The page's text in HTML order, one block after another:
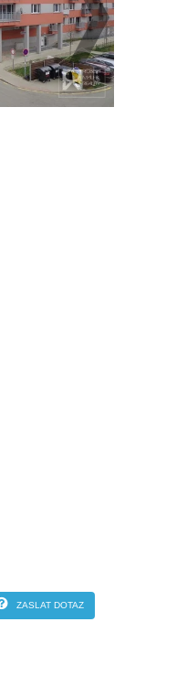
ZASLAT DOTAZ